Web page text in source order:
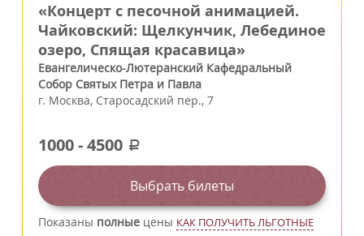
«Концерт с песочной анимацией.
Чайковский: Щелкунчик, Лебединое
озеро, Спящая красавица»
Евангелическо-Лютеранский Кафедральный
Собор Святых Петра и Павла
г. Москва, Старосадский пер., 7
1000-4500 a
Выбрать билеты
Показаны полные цены КАК ПОЛУЧИТЬ ЛЬГОТНЫЕ